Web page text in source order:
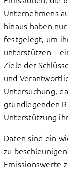
Unternehmens
hinaus haben
festgelegt, um
unterstützen –
Ziele der
und
Untersuchung,
grundlegenden
Unterstützung
Daten sind ein
zu
Emissionswerte